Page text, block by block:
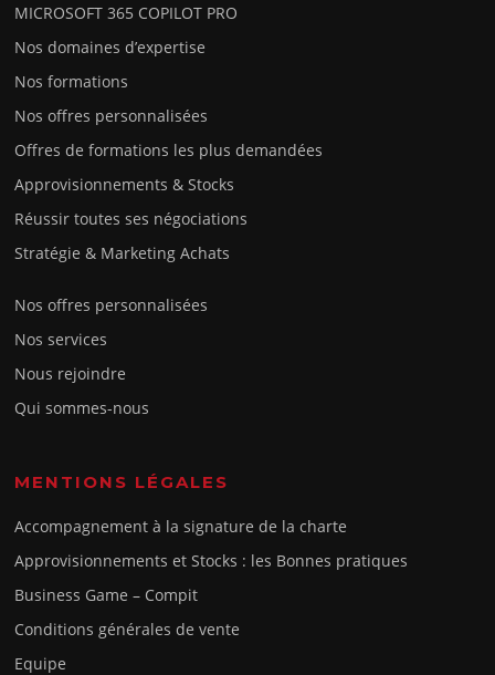
MICROSOFT 365 COPILOT PRO
Nos domaines d’expertise
Nos formations
Nos offres personnalisées
Offres de formations les plus demandées
Approvisionnements & Stocks
Réussir toutes ses négociations
Stratégie & Marketing Achats
Nos offres personnalisées
Nos services
Nous rejoindre
Qui sommes-nous
MENTIONS LÉGALES
Accompagnement à la signature de la charte
Approvisionnements et Stocks : les Bonnes pratiques
Business Game – Compit
Conditions générales de vente
Equipe